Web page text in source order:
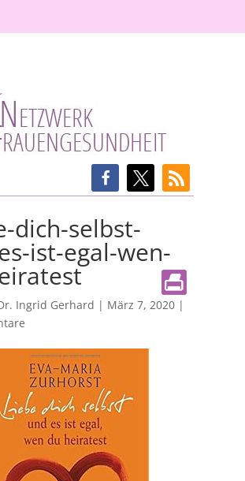
dich-selbst-
ist-egal-wen-
Ingrid Gerhard | März 7, 2020|